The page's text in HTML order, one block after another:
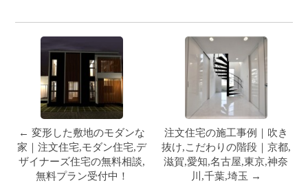
← 変形した敷地のモダンな
家｜注文住宅,モダン住宅,デ
ザイナーズ住宅の無料相談,
無料プラン受付中！
注文住宅の施工事例｜吹き
抜け,こだわりの階段｜京都,
滋賀,愛知,名古屋,東京,神奈
川,千葉,埼玉 →